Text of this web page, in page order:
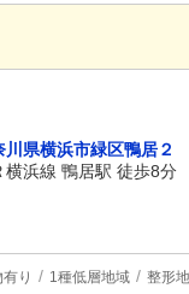
川県横浜市緑区鴨居２
横浜線 鴨居駅 徒歩8分
り 1種低層地域 整形地